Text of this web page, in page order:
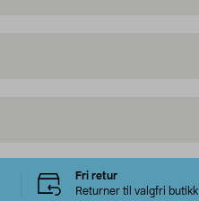
Fri retur
Returner til valgfri butikk